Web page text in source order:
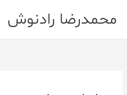
محمدرضا رادنوش